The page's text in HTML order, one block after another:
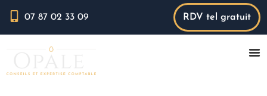
07 87 02 33 09 RDV tel gratuit